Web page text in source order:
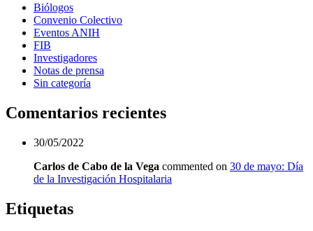
Biólogos
Convenio Colectivo
Eventos ANIH
FIB
Investigadores
Notas de prensa
Sin categoría
Comentarios recientes
30/05/2022
Carlos de Cabo de la Vega commented on 30 de mayo: Día
de la Investigación Hospitalaria
Etiquetas